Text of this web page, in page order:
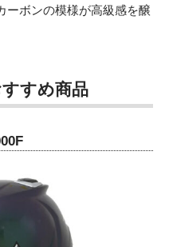
ーボンの模様が高級感を醸
すめ商品